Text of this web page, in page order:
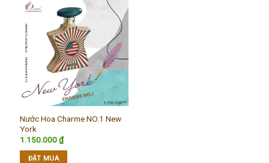
Nước Hoa Charme NO.1 New
York
1.150.000₫
ĐẶT MUA